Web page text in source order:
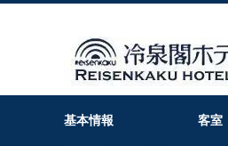
基本情報 客室